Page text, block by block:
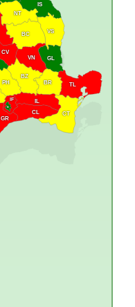
PH
IF
GL
BZ
BR TL
CT
GR
IS
NT
CV
VN
VS
BC
B
CL
IL